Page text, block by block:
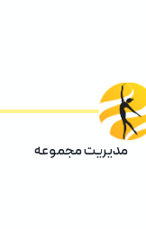
مدیریت مجموعه